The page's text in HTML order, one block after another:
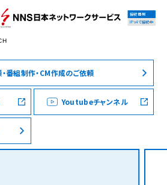
集合住宅オーナーの方
料金シミュレーション
接続情報
IPv4で接続中
番組制作・CM作成のご依頼
Youtubeチャンネル